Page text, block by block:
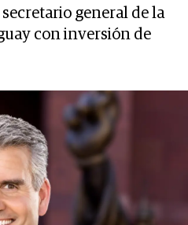
general de la
con inversión de